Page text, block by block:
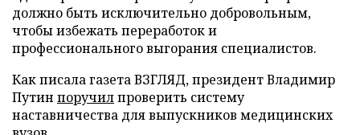
должно быть исключительно добровольным,
чтобы избежать переработок и
профессионального выгорания специалистов.
Как писала газета ВЗГЛЯД, президент Владимир
Путин поручилпроверить систему
наставничества для выпускников медицинских